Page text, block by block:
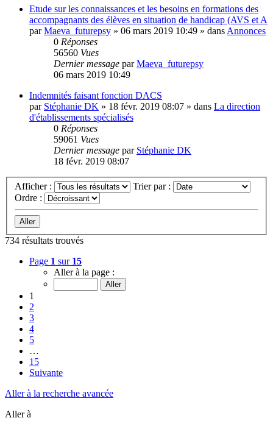
Etude sur les connaissances et les besoins en formations des
accompagnants des élèves en situation de handicap (AVS et A
parMaeva_futurepsy » 06 mars 2019 10:49 » dans Annonces
0 Réponses
56560 Vues
Dernier message parMaeva_futurepsy
06 mars 2019 10:49
Indemnités faisant fonction DACS
par Stéphanie DK » 18 févr. 2019 08:07 » dans La direction
d'établissements spécialisés
0 Réponses
59061 Vues
Dernier message par Stéphanie DK
18 févr. 2019 08:07
Afficher :
Trier par :
Ordre :
734 résultats trouvés
Page 1 sur 15
Aller à la page :
1
2
3
4
5
…
15
Suivante
Aller à la recherche avancée
Aller à